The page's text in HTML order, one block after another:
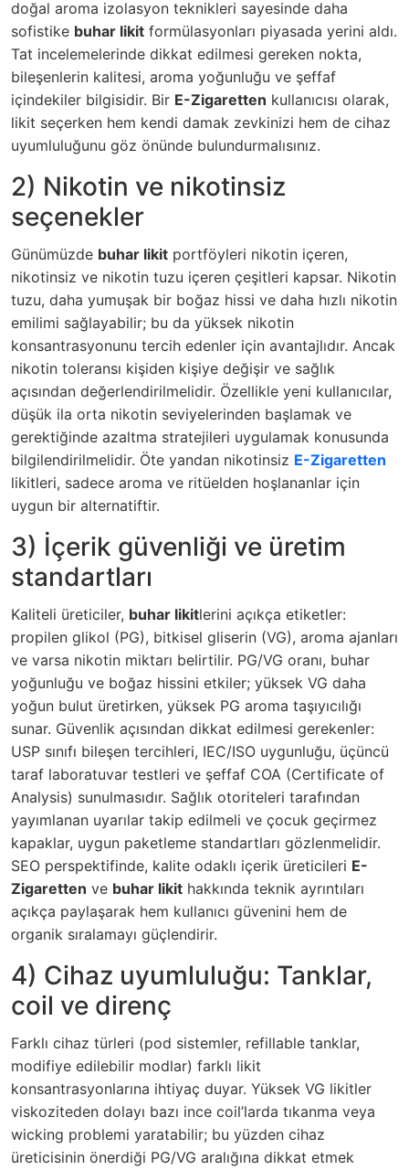
doğal aroma izolasyon teknikleri sayesinde daha
sofistike buhar likit formülasyonları piyasada yerini aldı.
Tat incelemelerinde dikkat edilmesi gereken nokta,
bileşenlerin kalitesi, aroma yoğunluğu ve şeffaf
içindekiler bilgisidir. Bir E-Zigaretten kullanıcısı olarak,
likit seçerken hem kendi damak zevkinizi hem de cihaz
uyumluluğunu göz önünde bulundurmalısınız.
2) Nikotin ve nikotinsiz
seçenekler
Günümüzde buhar likit portföyleri nikotin içeren,
nikotinsiz ve nikotin tuzu içeren çeşitleri kapsar. Nikotin
tuzu, daha yumuşak bir boğaz hissi ve daha hızlı nikotin
emilimi sağlayabilir; bu da yüksek nikotin
konsantrasyonunu tercih edenler için avantajlıdır. Ancak
nikotin toleransı kişiden kişiye değişir ve sağlık
açısından değerlendirilmelidir. Özellikle yeni kullanıcılar,
düşük ila orta nikotin seviyelerinden başlamak ve
gerektiğinde azaltma stratejileri uygulamak konusunda
bilgilendirilmelidir. Öte yandan nikotinsiz E-Zigaretten
likitleri, sadece aroma ve ritüelden hoşlananlar için
uygun bir alternatiftir.
3) İçerik güvenliği ve üretim
standartları
Kaliteli üreticiler, buhar likitlerini açıkça etiketler:
propilen glikol (PG), bitkisel gliserin (VG), aroma ajanları
ve varsa nikotin miktarı belirtilir. PG/VG oranı, buhar
yoğunluğu ve boğaz hissini etkiler; yüksek VG daha
yoğun bulut üretirken, yüksek PG aroma taşıyıcılığı
sunar. Güvenlik açısından dikkat edilmesi gerekenler:
USP sınıfı bileşen tercihleri, IEC/ISO uygunluğu, üçüncü
taraf laboratuvar testleri ve şeffaf COA (Certificate of
Analysis) sunulmasıdır. Sağlık otoriteleri tarafından
yayımlanan uyarılar takip edilmeli ve çocuk geçirmez
kapaklar, uygun paketleme standartları gözlenmelidir.
SEO perspektifinde, kalite odaklı içerik üreticileri E-
Zigaretten ve buhar likit hakkında teknik ayrıntıları
açıkça paylaşarak hem kullanıcı güvenini hem de
organik sıralamayı güçlendirir.
4) Cihaz uyumluluğu: Tanklar,
coil ve direnç
Farklı cihaz türleri (pod sistemler, refillable tanklar,
modifiye edilebilir modlar) farklı likit
konsantrasyonlarına ihtiyaç duyar. Yüksek VG likitler
viskoziteden dolayı bazı ince coil’larda tıkanma veya
wicking problemi yaratabilir; bu yüzden cihaz
üreticisinin önerdiği PG/VG aralığına dikkat etmek